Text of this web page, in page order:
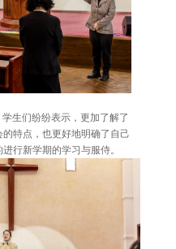
生们纷纷表示，更加了解了
特点，也更好地明确了自己
行新学期的学习与服侍。